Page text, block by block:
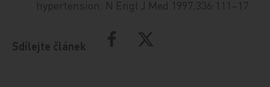
hypertension. N Engl J Med 1997;336:111–17.
Sdílejte článek